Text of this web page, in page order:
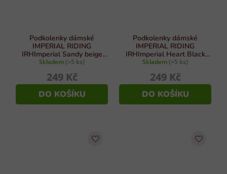
Podkolenky dámské
IMPERIAL RIDING
IRHImperial Sandy beige
vel. 39/42
Skladem (>5 ks)
249 Kč
DO KOŠÍKU
Podkolenky dámské
IMPERIAL RIDING
IRHImperial Heart Black
berry vel. 35/38
Skladem (>5 ks)
249 Kč
DO KOŠÍKU